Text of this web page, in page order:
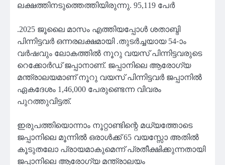
ലക്ഷത്തിനടുത്തെത്തിയിരുന്നു. 95,119 പേർ
.2025 ജൂലൈ മാസം എത്തിയപ്പോൾ ശതാബ്ദി
പിന്നിട്ടവർ ഒന്നരലക്ഷമായി .തുടർച്ചയായ 54-ാം
വർഷവും ലോകത്തിൽ നൂറു വയസ് പിന്നിട്ടവരുടെ
റെക്കോർഡ് ജപ്പാനാണ്. ജപ്പാനിലെ ആരോഗ്യ
മന്ത്രാലയമാണ് നൂറു വയസ് പിന്നിട്ടവർ ജപ്പാനിൽ
ഏകദേശം 1,46,000 പേരുണ്ടെന്ന വിവരം
പുറത്തുവിട്ടത്.
ഇരുപത്തിയൊന്നാം നൂറ്റാണ്ടിന്റെ മധ്യത്തോടെ
ജപ്പാനിലെ മൂന്നിൽ ഒരാൾക്ക് 65 വയസ്സോ അതിൽ
കൂടുതലോ പ്രായമാകുമെന്ന് പ്രതീക്ഷിക്കുന്നതായി
ജപ്പാനിലെ ആരോഗ്യ മന്ത്രാലയം